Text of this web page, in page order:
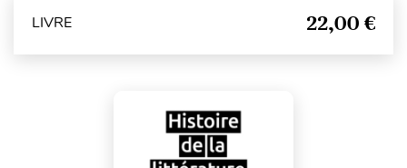
LIVRE 22,00 €